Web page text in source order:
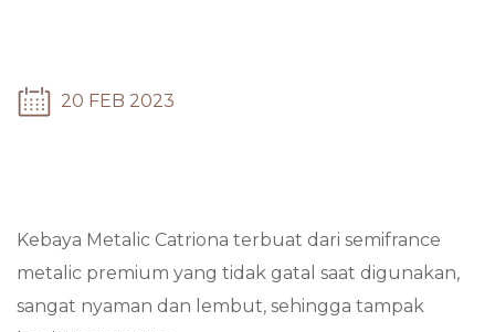
20 FEB 2023
Kebaya Metalic Catriona terbuat dari semifrance
metalic premium yang tidak gatal saat digunakan,
sangat nyaman dan lembut, sehingga tampak